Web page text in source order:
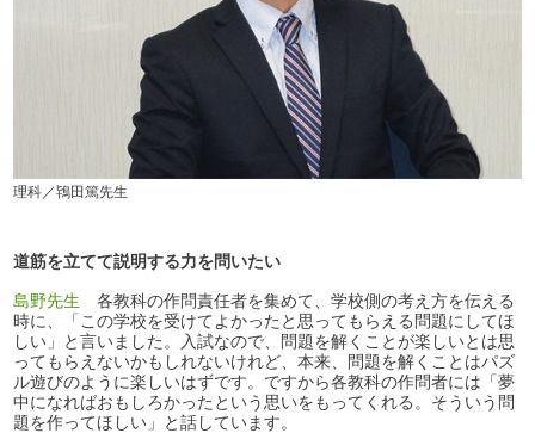
理科／鴇田篤先生
道筋を立てて説明する力を問いたい
島野先生 各教科の作問責任者を集めて、学校側の考え方を伝える
時に、「この学校を受けてよかったと思ってもらえる問題にしてほ
しい」と言いました。入試なので、問題を解くことが楽しいとは思
ってもらえないかもしれないけれど、本来、問題を解くことはパズ
ル遊びのように楽しいはずです。ですから各教科の作問者には「夢
中になればおもしろかったという思いをもってくれる。そういう問
題を作ってほしい」と話しています。